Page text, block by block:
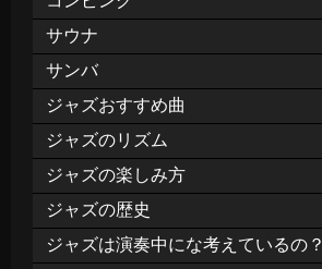
サウナ
サンバ
ジャズおすすめ曲
ジャズのリズム
ジャズの楽しみ方
ジャズの歴史
ジャズは演奏中にな考えているの？